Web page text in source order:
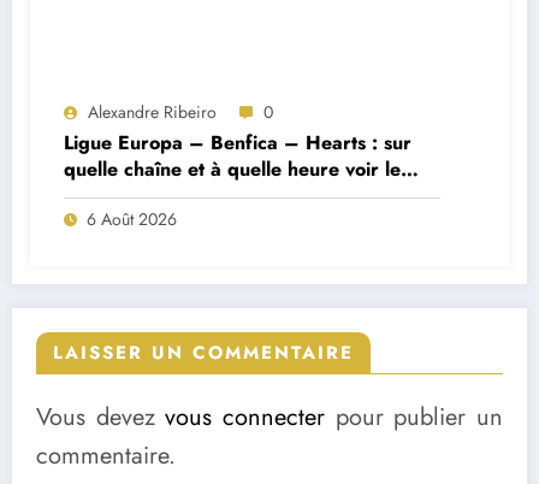
Alexandre Ribeiro 0
Ligue Europa – Benfica – Hearts : sur
quelle chaîne et à quelle heure voir le
match ?
6 Août 2026
LAISSER UN COMMENTAIRE
Vous devezvous connecter pour publier un
commentaire.